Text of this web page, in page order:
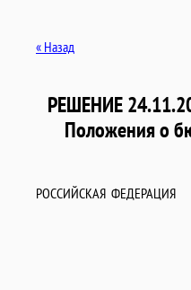
« Назад
РЕШЕНИЕ
Положения о
РОССИЙСКАЯ ФЕДЕРАЦИЯ